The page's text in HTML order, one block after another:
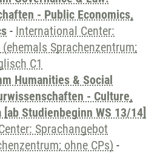
- Public Economics,
- International Center:
Sprachenzentrum;
C1
Humanities & Social
- Culture,
Studienbeginn WS 13/14]
Sprachangebot
ohne CPs) -